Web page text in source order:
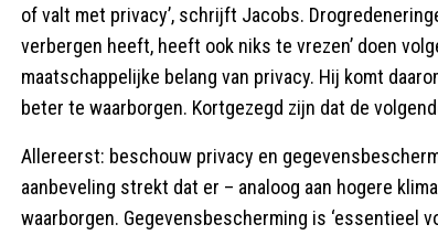
of valt met privacy’, schrijft Jacobs.
verbergen heeft, heeft ook niks te vrezen’ doen
maatschappelijke belang van privacy. Hij komt
beter te waarborgen. Kortgezegd zijn dat de
Allereerst: beschouw privacy en
aanbeveling strekt dat er – analoog aan hogere
waarborgen. Gegevensbescherming is ‘essentieel